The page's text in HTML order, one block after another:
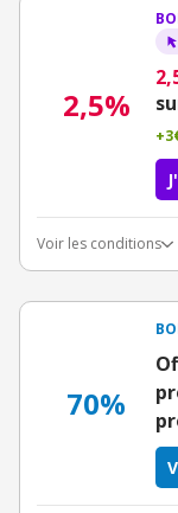
2,5%
Voir les conditions
70%